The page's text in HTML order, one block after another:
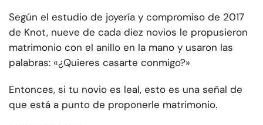
Según el estudio de joyería y compromiso de 2017
de Knot, nueve de cada diez novios le propusieron
matrimonio con el anillo en la mano y usaron las
palabras: «¿Quieres casarte conmigo?»
Entonces, si tu novio es leal, esto es una señal de
que está a punto de proponerle matrimonio.